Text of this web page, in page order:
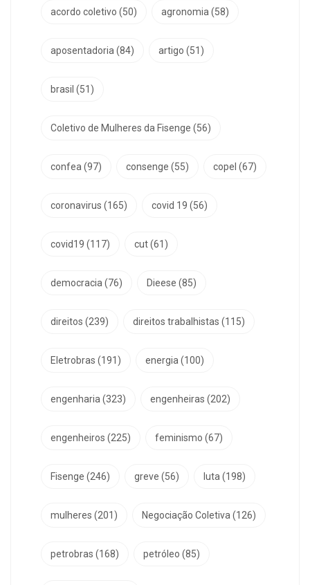
acordo coletivo (50) agronomia (58)
aposentadoria (84) artigo (51)
brasil (51)
Coletivo de Mulheres da Fisenge (56)
confea (97) consenge (55) copel (67)
coronavirus (165) covid 19 (56)
covid19 (117) cut(61)
democracia (76) Dieese (85)
direitos (239) direitos trabalhistas (115)
Eletrobras (191) energia (100)
engenharia (323) engenheiras (202)
engenheiros (225) feminismo (67)
Fisenge (246) greve (56) luta (198)
mulheres (201) Negociação Coletiva (126)
petrobras (168) petróleo (85)